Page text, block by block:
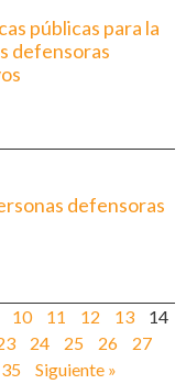
públicas para la
defensoras
defensoras
10 11 12 13
14
24 25 26
27
35 Siguiente »